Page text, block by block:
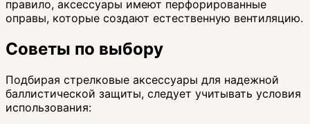
правило, аксессуары имеют перфорированные
оправы, которые создают естественную вентиляцию.
Советы по выбору
Подбирая стрелковые аксессуары для надежной
баллистической защиты, следует учитывать условия
использования: